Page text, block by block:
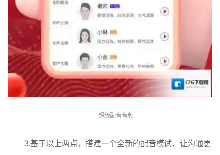
超级配音音频
3.基于以上两点，搭建一个全新的配音模试，让沟通更